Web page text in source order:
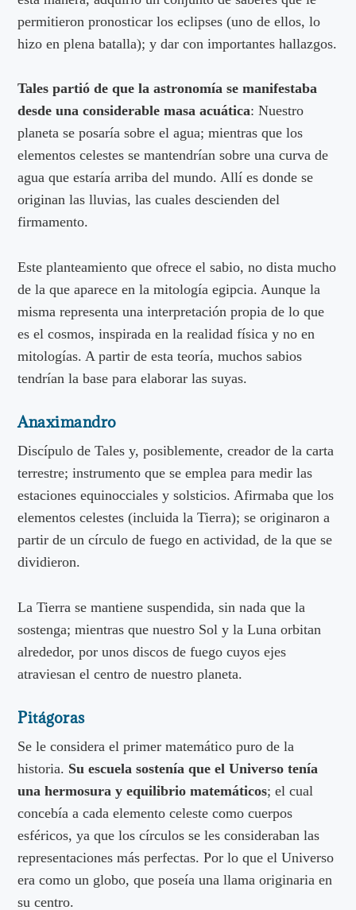
permitieron pronosticar los eclipses (uno de ellos, lo
hizo en plena batalla); y dar con importantes hallazgos.
Tales partió de que la astronomía se manifestaba
desde una considerable masa acuática: Nuestro
planeta se posaría sobre el agua; mientras que los
elementos celestes se mantendrían sobre una curva de
agua que estaría arriba del mundo. Allí es donde se
originan las lluvias, las cuales descienden del
firmamento.
Este planteamiento que ofrece el sabio, no dista mucho
de la que aparece en la mitología egipcia. Aunque la
misma representa una interpretación propia de lo que
es el cosmos, inspirada en la realidad física y no en
mitologías. A partir de esta teoría, muchos sabios
tendrían la base para elaborar las suyas.
Anaximandro
Discípulo de Tales y, posiblemente, creador de la carta
terrestre; instrumento que se emplea para medir las
estaciones equinocciales y solsticios. Afirmaba que los
elementos celestes (incluida la Tierra); se originaron a
partir de un círculo de fuego en actividad, de la que se
dividieron.
La Tierra se mantiene suspendida, sin nada que la
sostenga; mientras que nuestro Sol y la Luna orbitan
alrededor, por unos discos de fuego cuyos ejes
atraviesan el centro de nuestro planeta.
Pitágoras
Se le considera el primer matemático puro de la
historia. Su escuela sostenía que el Universo tenía
una hermosura y equilibrio matemáticos; el cual
concebía a cada elemento celeste como cuerpos
esféricos, ya que los círculos se les consideraban las
representaciones más perfectas. Por lo que el Universo
era como un globo, que poseía una llama originaria en
su centro.